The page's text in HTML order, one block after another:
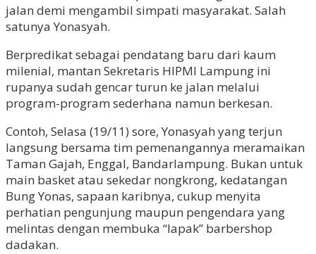
jalan demi mengambil simpati masyarakat. Salah
satunya Yonasyah.
Berpredikat sebagai pendatang baru dari kaum
milenial, mantan Sekretaris HIPMI Lampung ini
rupanya sudah gencar turun ke jalan melalui
program-program sederhana namun berkesan.
Contoh, Selasa (19/11) sore, Yonasyah yang terjun
langsung bersama tim pemenangannya meramaikan
Taman Gajah, Enggal, Bandarlampung. Bukan untuk
main basket atau sekedar nongkrong, kedatangan
Bung Yonas, sapaan karibnya, cukup menyita
perhatian pengunjung maupun pengendara yang
melintas dengan membuka “lapak” barbershop
dadakan.